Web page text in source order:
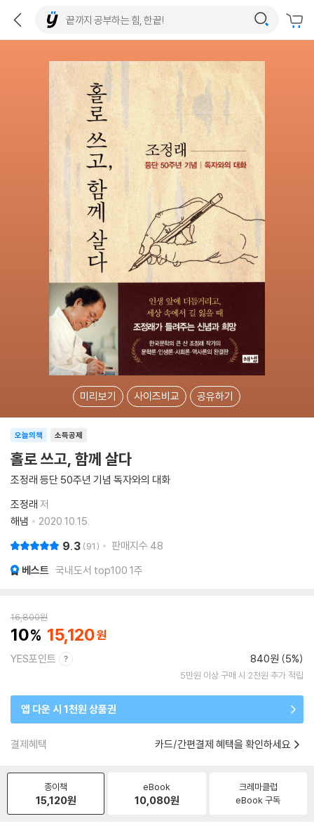
미리보기 사이즈비교 공유하기
소득공제
오늘의책
홀로 쓰고, 함께 살다
조정래 등단 50주년 기념 독자와의 대화
조정래 저
해냄
2020.10.15.
9.3 91 판매지수 48
베스트 국내도서 top100 1주
16,800원
10 15,120
YES포인트 840원 (5%)
5만원 이상 구매 시 2천원 추가 적립
앱 다운 시 1천원 상품권
결제혜택 카드/간편결제 혜택을 확인하세요
종이책
15,120원
eBook
10,080원
크레마클럽
eBook 구독